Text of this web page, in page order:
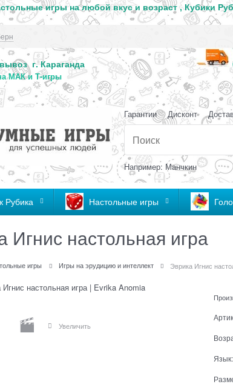
игры на любой вкус и возраст , Кубики
г. Караганда
МАК и Т-игры
Гарантии Дисконт
Например: Манчкин
Рубика Настольные игры
Игнис настольная игра
игры Игры на эрудицию и интеллект Эврика Игнис
Увеличить
Язык: